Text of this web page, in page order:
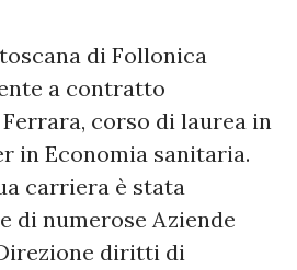
di Follonica
a contratto
corso di laurea in
in Economia sanitaria.
carriera è stata
di numerose Aziende
diritti di